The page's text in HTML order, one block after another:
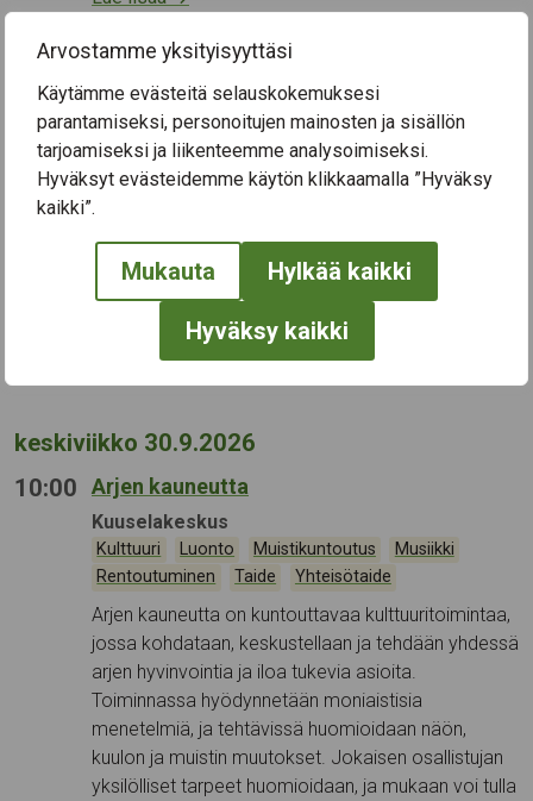
Arvostamme yksityisyyttäsi
Käytämme evästeitä selauskokemuksesi
parantamiseksi, personoitujen mainosten ja sisällön
tarjoamiseksi ja liikenteemme analysoimiseksi.
Hyväksyt evästeidemme käytön klikkaamalla ”Hyväksy
kaikki”.
Mukauta Hylkää kaikki
Hyväksy kaikki
tiistai 29.9.2026
10:00 Aivotreenit
Tapahtumapaikka:
Kuuselakeskus Kategoriat:
Muistikuntoutus
15.12.2026. Ryhmää ohjaa Nääsville ry:n ohjaaja.
Ryhmä on kaikille avoin ja maksuton. Ei
Lue lisää→
keskiviikko 30.9.2026
10:00
Arjen kauneutta
Tapahtumapaikka:
Kuuselakeskus
Kategoriat:
Kulttuuri Luonto Muistikuntoutus Musiikki
Rentoutuminen Taide Yhteisötaide
Arjen kauneutta on kuntouttavaa kulttuuritoimintaa,
jossa kohdataan, keskustellaan ja tehdään yhdessä
arjen hyvinvointia ja iloa tukevia asioita.
Toiminnassa hyödynnetään moniaistisia
menetelmiä, ja tehtävissä huomioidaan näön,
kuulon ja muistin muutokset. Jokaisen osallistujan
yksilölliset tarpeet huomioidaan, ja mukaan voi tulla